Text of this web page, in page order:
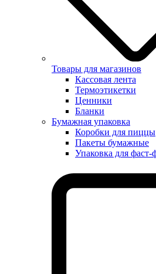
Товары для магазинов
Кассовая лента
Термоэтикетки
Ценники
Бланки
Бумажная упаковка
Коробки для пиццы
Пакеты бумажные
Упаковка для фаст-